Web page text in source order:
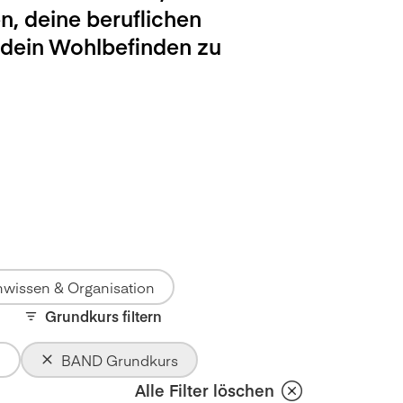
deine beruflichen
Wohlbefinden zu
& Organisation
Grundkurs filtern
BAND Grundkurs
Alle Filter löschen